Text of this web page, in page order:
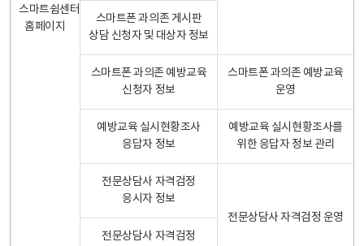
스마트쉼센터
홈페이지
스마트폰 과의존 게시판
상담 신청자 및 대상자 정보
스마트폰 과의존 예방교육
신청자 정보
스마트폰 과의존 예방교육
운영
예방교육 실시현황조사
응답자 정보
예방교육 실시현황조사를
위한 응답자 정보 관리
전문상담사 자격검정
응시자 정보
전문상담사 자격검정 운영
전문상담사 자격검정